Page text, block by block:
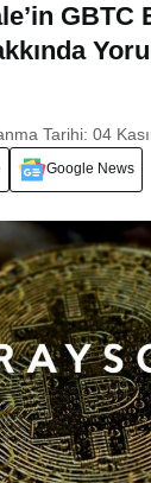
GBTC
Tarihi: 04
Google News